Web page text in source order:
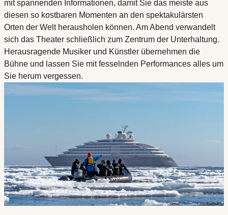
mit spannenden Informationen, damit Sie das meiste aus
diesen so kostbaren Momenten an den spektakulärsten
Orten der Welt herausholen können. Am Abend verwandelt
sich das Theater schließlich zum Zentrum der Unterhaltung.
Herausragende Musiker und Künstler übernehmen die
Bühne und lassen Sie mit fesselnden Performances alles um
Sie herum vergessen.